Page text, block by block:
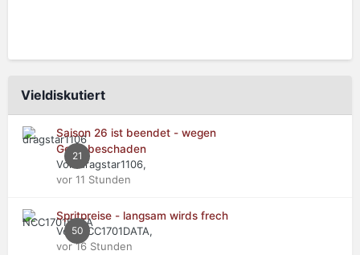
Vieldiskutiert
21
Saison 26 ist beendet - wegen
Getriebeschaden
Von dragstar1106,
vor 11 Stunden
50
Spritpreise - langsam wirds frech
Von NCC1701DATA,
vor 16 Stunden